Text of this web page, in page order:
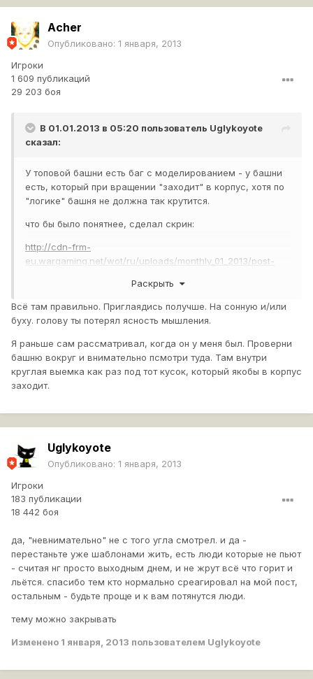
Acher
Опубликовано: 1 января, 2013
Игроки
1 609 публикаций
29 203 боя
В 01.01.2013 в 05:20 пользователь Uglykoyote
сказал:
У топовой башни есть баг с моделированием - у башни
есть, который при вращении "заходит" в корпус, хотя по
"логике" башня не должна так крутится.
что бы было понятнее, сделал скрин:
http://cdn-frm-
eu.wargaming.net/wot/ru/uploads/monthly_01_2013/post-
Раскрыть
Всё там правильно. Приглаядись получше. На сонную и/или
буху. голову ты потерял ясность мышления.
Я раньше сам рассматривал, когда он у меня был. Проверни
башню вокруг и внимательно псмотри туда. Там внутри
круглая выемка как раз под тот кусок, который якобы в корпус
заходит.
Uglykoyote
Опубликовано: 1 января, 2013
Игроки
183 публикации
18 442 боя
да, "невнимательно" не с того угла смотрел. и да -
перестаньте уже шаблонами жить, есть люди которые не пьют
- считая нг просто выходным днем, и не жрут всё что горит и
льётся. спасибо тем кто нормально среагировал на мой пост,
остальным - будьте проще и к вам потянутся люди.
тему можно закрывать
Изменено 1 января, 2013 пользователем Uglykoyote